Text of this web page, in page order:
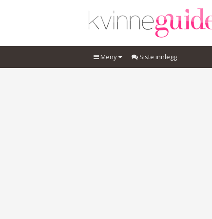
Meny Siste innlegg